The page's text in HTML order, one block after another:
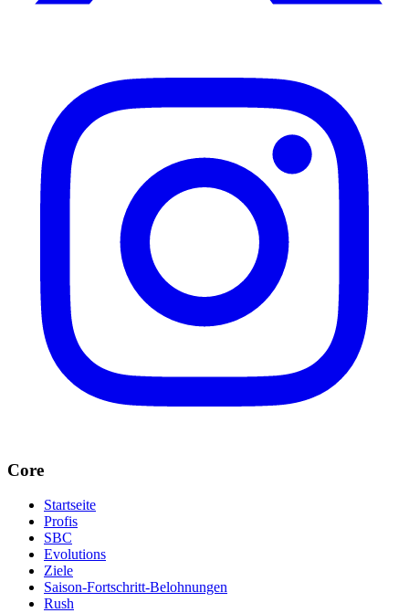
Core
Startseite
Profis
SBC
Evolutions
Ziele
Saison-Fortschritt-Belohnungen
Rush